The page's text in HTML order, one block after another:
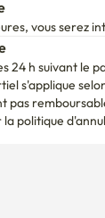
24 h suivant le
s'applique
pas
politique